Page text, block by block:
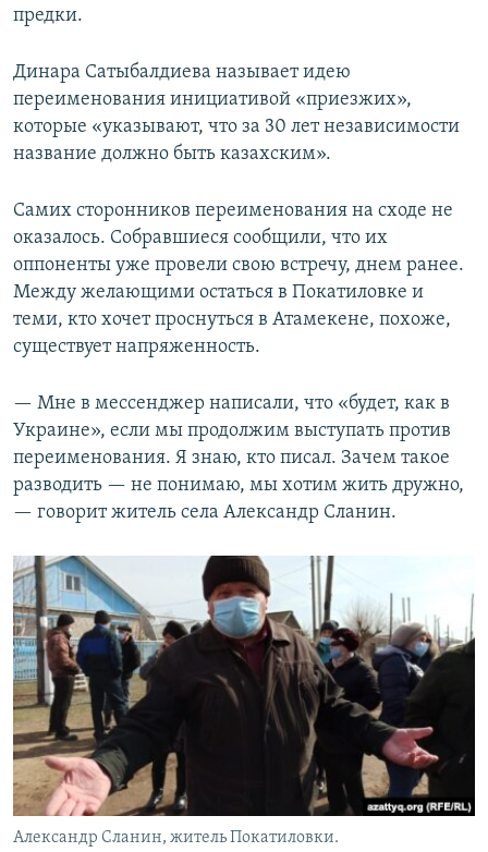
предки.
Динара Сатыбалдиева называет идею
переименования инициативой «приезжих»,
которые «указывают, что за 30 лет независимости
название должно быть казахским».
Самих сторонников переименования на сходе не
оказалось. Собравшиеся сообщили, что их
оппоненты уже провели свою встречу, днем ранее.
Между желающими остаться в Покатиловке и
теми, кто хочет проснуться в Атамекене, похоже,
существует напряженность.
— Мне в мессенджер написали, что «будет, как в
Украине», если мы продолжим выступать против
переименования. Я знаю, кто писал. Зачем такое
разводить — не понимаю, мы хотим жить дружно,
— говорит житель села Александр Сланин.
Александр Сланин, житель Покатиловки.